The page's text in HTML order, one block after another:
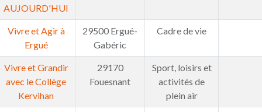
AUJOURD'HUI
Vivre et Agir à
Ergué
29500 Ergué-
Gabéric
Cadre de vie
Vivre et Grandir
avec le Collège
Kervihan
29170
Fouesnant
Sport, loisirs et
activités de
plein air